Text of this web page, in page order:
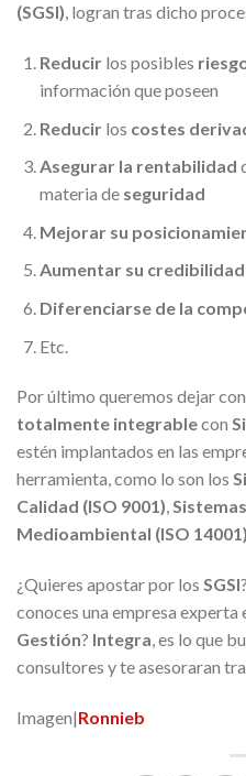
(SGSI), logran tras dicho
Reducirlos posibles
información que poseen
Reducirlos costes
Asegurar la rentabilidad
materia de seguridad
Mejorar su
Aumentar su credibilidad
Diferenciarse de la
Etc.
Por último queremos dejar
totalmente integrablecon
estén implantados en las
herramienta, como lo son los
Calidad (ISO 9001),
Medioambiental (ISO 14001)
¿Quieres apostar por los SGSI
conoces una empresa experta
Gestión? Integra, es lo que
consultores y te asesoraran
Imagen|Ronnieb